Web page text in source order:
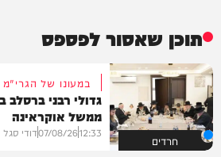
תוכן שאסור לפספס
חרדים
במעונו של
גדולי רבני ברסלב
ממשל אוקראינה
12:33
07/08/26דודי סגל